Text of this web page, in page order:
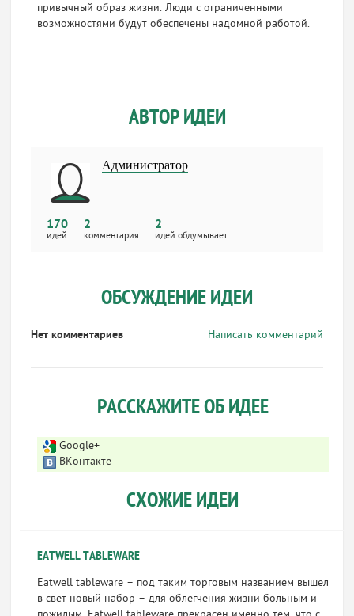
привычный образ жизни. Люди с ограниченными
возможностями будут обеспечены надомной работой.
АВТОР ИДЕИ
Администратор
170
идей
2
комментария
2
идей обдумывает
ОБСУЖДЕНИЕ ИДЕИ
Написать комментарий
Нет комментариев
РАССКАЖИТЕ ОБ ИДЕЕ
Google+
ВКонтакте
СХОЖИЕ ИДЕИ
EATWELL TABLEWARE
Eatwell tableware – под таким торговым названием вышел
в свет новый набор – для облегчения жизни больным и